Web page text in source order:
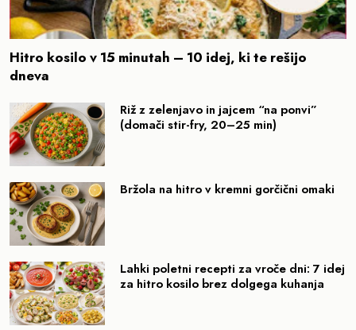
Hitro kosilo v 15 minutah – 10 idej, ki te rešijo
dneva
Riž z zelenjavo in jajcem “na ponvi”
(domači stir-fry, 20–25 min)
Bržola na hitro v kremni gorčični omaki
Lahki poletni recepti za vroče dni: 7 idej
za hitro kosilo brez dolgega kuhanja